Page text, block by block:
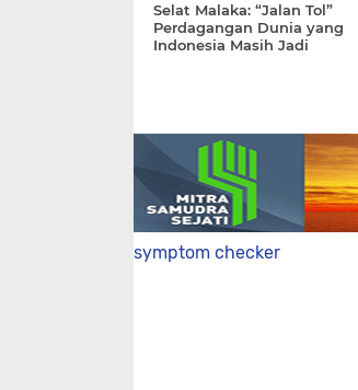
Selat Malaka: “Jalan Tol”
Perdagangan Dunia yang
Indonesia Masih Jadi
symptom checker